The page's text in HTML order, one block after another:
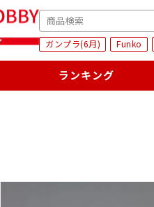
SEARCH
ガンプラ(6月) Funko
ランキング